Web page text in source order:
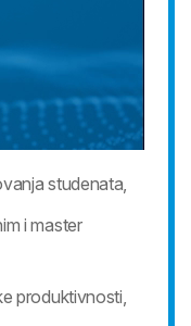
sa ciljem:
studenata,
i master
produktivnosti,